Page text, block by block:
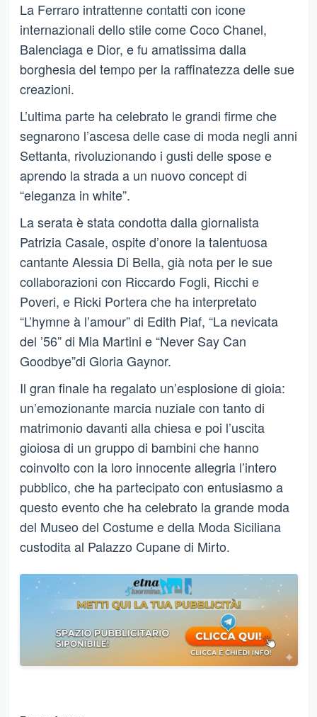
La Ferraro intrattenne contatti con icone
internazionali dello stile come Coco Chanel,
Balenciaga e Dior, e fu amatissima dalla
borghesia del tempo per la raffinatezza delle sue
creazioni.
L’ultima parte ha celebrato le grandi firme che
segnarono l’ascesa delle case di moda negli anni
Settanta, rivoluzionando i gusti delle spose e
aprendo la strada a un nuovo concept di
“eleganza in white”.
La serata è stata condotta dalla giornalista
Patrizia Casale, ospite d’onore la talentuosa
cantante Alessia Di Bella, già nota per le sue
collaborazioni con Riccardo Fogli, Ricchi e
Poveri, e Ricki Portera che ha interpretato
“L’hymne à l’amour” di Edith Piaf, “La nevicata
del ’56” di Mia Martini e “Never Say Can
Goodbye”di Gloria Gaynor.
Il gran finale ha regalato un’esplosione di gioia:
un’emozionante marcia nuziale con tanto di
matrimonio davanti alla chiesa e poi l’uscita
gioiosa di un gruppo di bambini che hanno
coinvolto con la loro innocente allegria l’intero
pubblico, che ha partecipato con entusiasmo a
questo evento che ha celebrato la grande moda
del Museo del Costume e della Moda Siciliana
custodita al Palazzo Cupane di Mirto.